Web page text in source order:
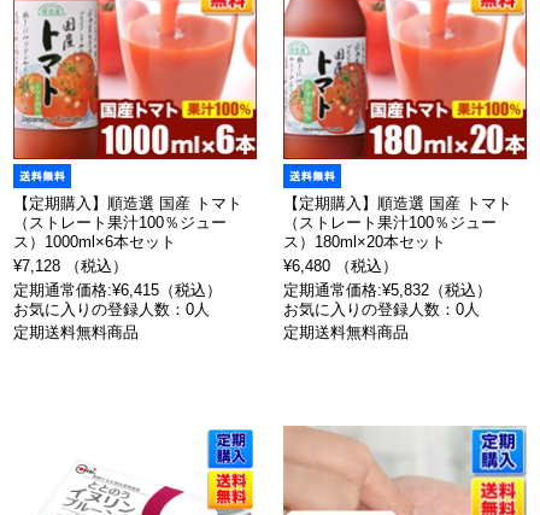
【定期購入】順造選 国産 トマト
（ストレート果汁100％ジュー
ス）1000ml×6本セット
¥7,128 （税込）
定期通常価格:¥6,415（税込）
お気に入りの登録人数：0人
定期送料無料商品
【定期購入】順造選 国産 トマト
（ストレート果汁100％ジュー
ス）180ml×20本セット
¥6,480 （税込）
定期通常価格:¥5,832（税込）
お気に入りの登録人数：0人
定期送料無料商品